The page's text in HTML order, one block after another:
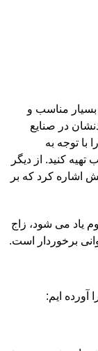
بسیار مناسب و
در صنایع
با توجه به
تهیه کنید. از دیگر
اشاره کرد که بر
یاد می شود، زاج
برخوردار است.
آورده ایم: